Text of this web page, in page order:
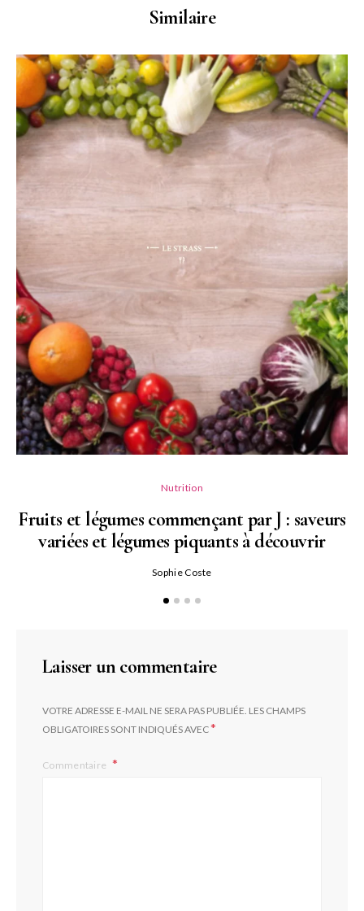
Similaire
Nutrition
Fruits et légumes commençant par J : saveurs
variées et légumes piquants à découvrir
Sophie Coste
Laisser un commentaire
VOTRE ADRESSE E-MAIL NE SERA PAS PUBLIÉE. LES CHAMPS
OBLIGATOIRES SONT INDIQUÉS AVEC*
Commentaire